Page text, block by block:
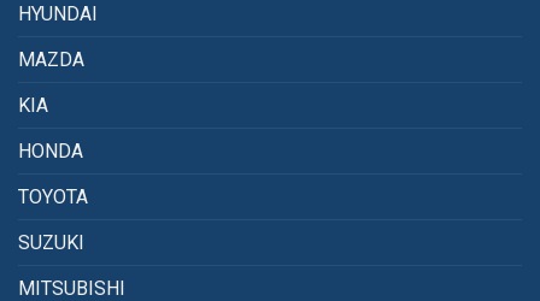
HYUNDAI
MAZDA
KIA
HONDA
TOYOTA
SUZUKI
MITSUBISHI